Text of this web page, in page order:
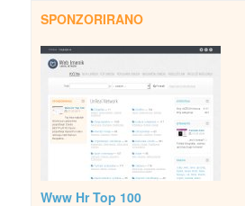
SPONZORIRANO
Www Hr Top 100